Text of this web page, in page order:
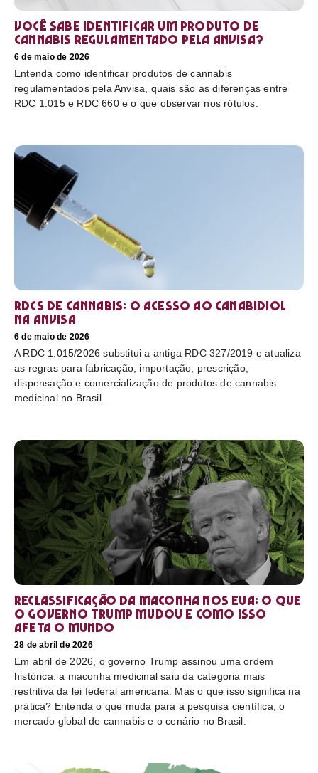
Você sabe identificar um produto de
cannabis regulamentado pela Anvisa?
6 de maio de 2026
Entenda como identificar produtos de cannabis
regulamentados pela Anvisa, quais são as diferenças entre
RDC 1.015 e RDC 660 e o que observar nos rótulos.
RDCs de cannabis: o acesso ao canabidiol
na Anvisa
6 de maio de 2026
A RDC 1.015/2026 substitui a antiga RDC 327/2019 e atualiza
as regras para fabricação, importação, prescrição,
dispensação e comercialização de produtos de cannabis
medicinal no Brasil.
Reclassificação da maconha nos EUA: o que
o governo Trump mudou e como isso
afeta o mundo
28 de abril de 2026
Em abril de 2026, o governo Trump assinou uma ordem
histórica: a maconha medicinal saiu da categoria mais
restritiva da lei federal americana. Mas o que isso significa na
prática? Entenda o que muda para a pesquisa científica, o
mercado global de cannabis e o cenário no Brasil.